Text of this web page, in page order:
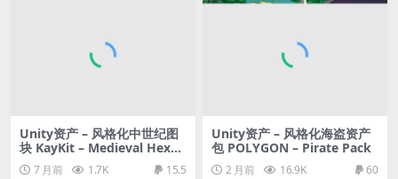
Unity资产 – 风格化中世纪图
块 KayKit – Medieval Hexag
on Pack (for Unity)
7 月前 1.7K 15.5
Unity资产 – 风格化海盗资产
包 POLYGON – Pirate Pack
2 月前 16.9K 60